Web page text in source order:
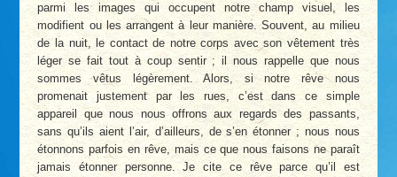
parmi les images qui occupent notre champ visuel, les
modifient ou les arrangent à leur manière. Souvent, au milieu
de la nuit, le contact de notre corps avec son vêtement très
léger se fait tout à coup sentir ; il nous rappelle que nous
sommes vêtus légèrement. Alors, si notre rêve nous
promenait justement par les rues, c’est dans ce simple
appareil que nous nous offrons aux regards des passants,
sans qu’ils aient l’air, d’ailleurs, de s’en étonner ; nous nous
étonnons parfois en rêve, mais ce que nous faisons ne paraît
jamais étonner personne. Je cite ce rêve parce qu’il est